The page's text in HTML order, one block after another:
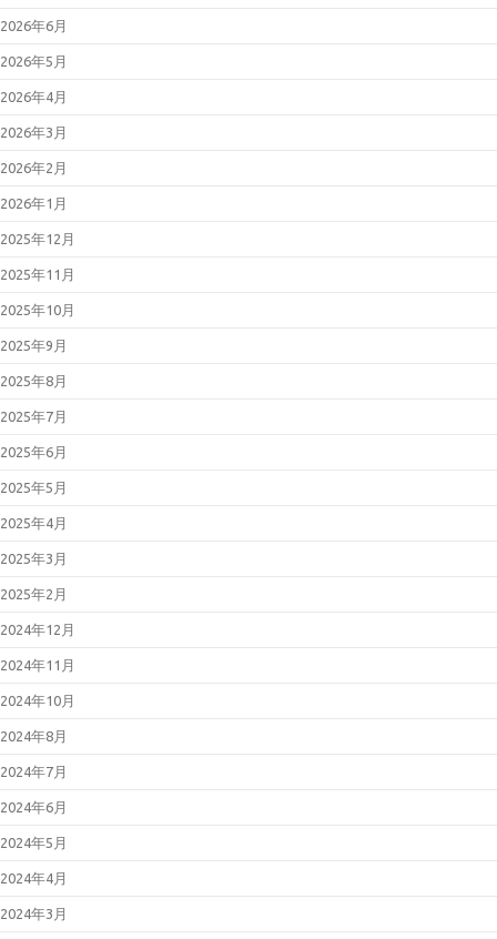
2026年6月
2026年5月
2026年4月
2026年3月
2026年2月
2026年1月
2025年12月
2025年11月
2025年10月
2025年9月
2025年8月
2025年7月
2025年6月
2025年5月
2025年4月
2025年3月
2025年2月
2024年12月
2024年11月
2024年10月
2024年8月
2024年7月
2024年6月
2024年5月
2024年4月
2024年3月